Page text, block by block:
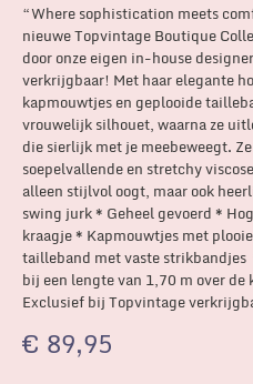
“Where sophistication meets
nieuwe Topvintage Boutique
door onze eigen in-house
verkrijgbaar! Met haar elegante
kapmouwtjes en geplooide
vrouwelijk silhouet, waarna ze
die sierlijk met je meebeweegt.
soepelvallende en stretchy
alleen stijlvol oogt, maar ook
swing jurk * Geheel gevoerd *
kraagje * Kapmouwtjes met
tailleband met vaste
bij een lengte van 1,70 m over
Exclusief bij Topvintage
€ 89,95